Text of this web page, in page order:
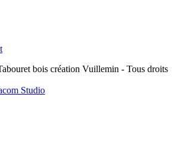
bois création Vuillemin - Tous droits
Studio